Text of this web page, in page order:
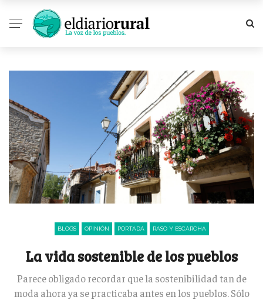
BLOGS OPINIÓN PORTADA RASO Y ESCARCHA
La vida sostenible de los pueblos
Parece obligado recordar que la sostenibilidad tan de
moda ahora ya se practicaba antes en los pueblos. Sólo